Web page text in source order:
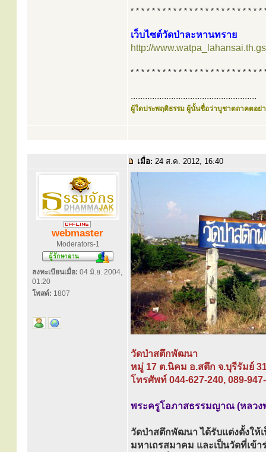
* * * * * * * * * * * * * * * * * * * * * * * * *
เว็บไซต์วัดป่าละหานทราย
http://
* * * * * * * * * * * * * * * * * * * * * * * * *
.....................................................
ผู้ใดประพฤติธรรม ผู้นั้นชื่อว่าบูชาตถาคตอย่า
เมื่อ: 24 ส.ค. 2012, 16:40
webmaster
Moderators-1
ลงทะเบียนเมื่อ: 04 มิ.ย. 2004,
01:20
โพสต์: 1807
วัดป่าสตึกพัฒนา
หมู่ 17 ต.นิคม อ.สตึก จ.บุรีรัมย์
โทรศัพท์ 044-627-240, 089-
พระครูโอภาสธรรมญาณ (หลวง
วัดป่าสตึกพัฒนา ได้รับแต่งตั้งให้
มหาเถรสมาคม และเป็นวัดที่เข้